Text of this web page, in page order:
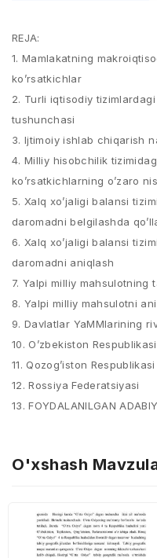
REJA:
1. Mamlakatning
ko’rsatkichlar
2. Turli iqtisodiy
tushunchasi
3. Ijtimoiy ishlab chiqarish
4. Milliy hisobchilik
ko’rsatkichlarning o’zaro
5. Xalq xo’jaligi balansi
daromadni belgilashda
6. Xalq xo’jaligi balansi
daromadni aniqlash
7. Yalpi milliy mahsulotning
8. Yalpi milliy mahsulotni
9. Davlatlar YaMMlarining
10. O’zbekiston Respublikasi
11. Qozog’iston Respublikasi
12. Rossiya Federatsiyasi
13. FOYDALANILGAN
O'xshash